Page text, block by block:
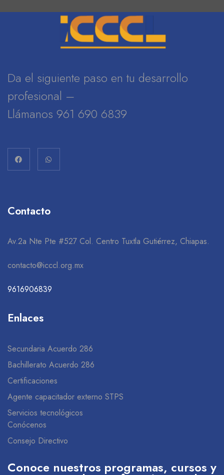
Da el siguiente paso en tu desarrollo
profesional –
Llámanos 961 690 6839
Contacto
Av.2a Nte Pte #527 Col. Centro Tuxtla Gutiérrez, Chiapas.
contacto@icccl.org.mx
9616906839
Enlaces
Secundaria Acuerdo 286
Bachillerato Acuerdo 286
Certificaciones
Agente capacitador externo STPS
Servicios tecnológicos
Conócenos
Consejo Directivo
Conoce nuestros programas, cursos y